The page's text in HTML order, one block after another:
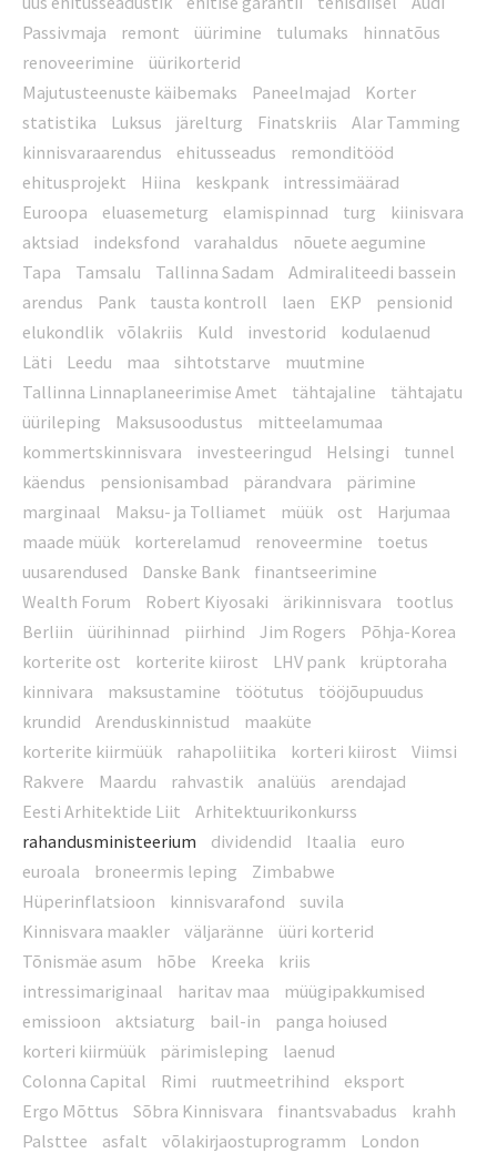
Passivmaja
remont üürimine tulumaks
hinnatõus
renoveerimine
üürikorterid
Majutusteenuste käibemaks
Paneelmajad
Korter
statistika
Luksus järelturg Finatskriis
Alar Tamming
kinnisvaraarendus
ehitusseadus
remonditööd
ehitusprojekt
Hiina keskpank
intressimäärad
Euroopa
eluasemeturg elamispinnad turg
kiinisvara
aktsiad
indeksfond varahaldus
nõuete aegumine
Tapa
Tamsalu Tallinna Sadam
Admiraliteedi bassein
arendus
Pank tausta kontroll laen EKP
pensionid
elukondlik
võlakriis Kuld investorid
kodulaenud
Läti
Leedu maa sihtotstarve
muutmine
Tallinna Linnaplaneerimise Amet
tähtajaline
tähtajatu
üürileping
Maksusoodustus
mitteelamumaa
kommertskinnisvara
investeeringud Helsingi
tunnel
käendus
pensionisambad pärandvara
pärimine
marginaal
Maksu- ja Tolliamet müük ost
Harjumaa
maade müük
korterelamud renoveermine
toetus
uusarendused
Danske Bank
finantseerimine
Wealth Forum
Robert Kiyosaki ärikinnisvara
tootlus
Berliin
üürihinnad piirhind Jim Rogers
Põhja-Korea
korterite ost
korterite kiirost LHV pank
krüptoraha
kinnivara
maksustamine töötutus
tööjõupuudus
krundid
Arenduskinnistud
maaküte
korterite kiirmüük
rahapoliitika korteri kiirost
Viimsi
Rakvere
Maardu rahvastik analüüs
arendajad
Eesti Arhitektide Liit
Arhitektuurikonkurss
rahandusministeerium
dividendid Itaalia
euro
euroala
broneermis leping
Zimbabwe
Hüperinflatsioon
kinnisvarafond
suvila
Kinnisvara maakler
väljaränne
üüri korterid
Tõnismäe asum
hõbe Kreeka
kriis
intressimariginaal
haritav maa
müügipakkumised
emissioon
aktsiaturg bail-in
panga hoiused
korteri kiirmüük
pärimisleping
laenud
Colonna Capital
Rimi ruutmeetrihind
eksport
Ergo Mõttus
Sõbra Kinnisvara finantsvabadus
krahh
Palsttee
asfalt võlakirjaostuprogramm
London